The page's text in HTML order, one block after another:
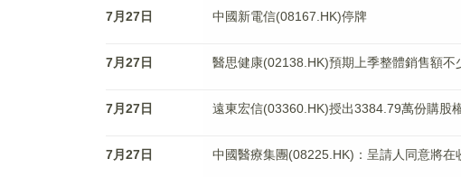
7月27日 中國新電信(08167.HK)停牌
7月27日 醫思健康(02138.HK)預期上季整體銷售額不
7月27日 遠東宏信(03360.HK)授出3384.79萬份購股
7月27日 中國醫療集團(08225.HK)：呈請人同意將在